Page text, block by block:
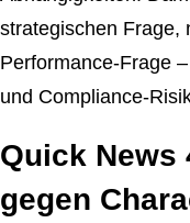
strategischen Frage,
Performance-Frage
und Compliance-
Quick News
gegen